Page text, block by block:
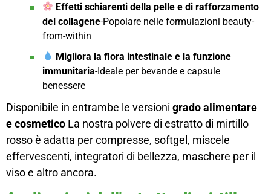
Effetti schiarenti della pelle e di rafforzamento
del collagene-Popolare nelle formulazioni beauty-
from-within
Migliora la flora intestinale e la funzione
immunitaria-Ideale per bevande e capsule
benessere
Disponibile in entrambe le versioni grado alimentare
e cosmetico La nostra polvere di estratto di mirtillo
rosso è adatta per compresse, softgel, miscele
effervescenti, integratori di bellezza, maschere per il
viso e altro ancora.